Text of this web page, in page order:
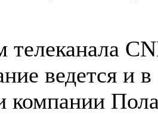
ведется и в
компании